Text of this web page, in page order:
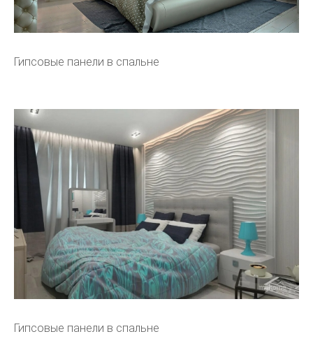
Гипсовые панели в спальне
Гипсовые панели в спальне